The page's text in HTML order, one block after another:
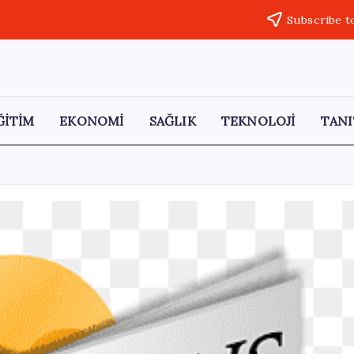
Subscribe
EKONOMİ SAĞLIK TEKNOLOJİ